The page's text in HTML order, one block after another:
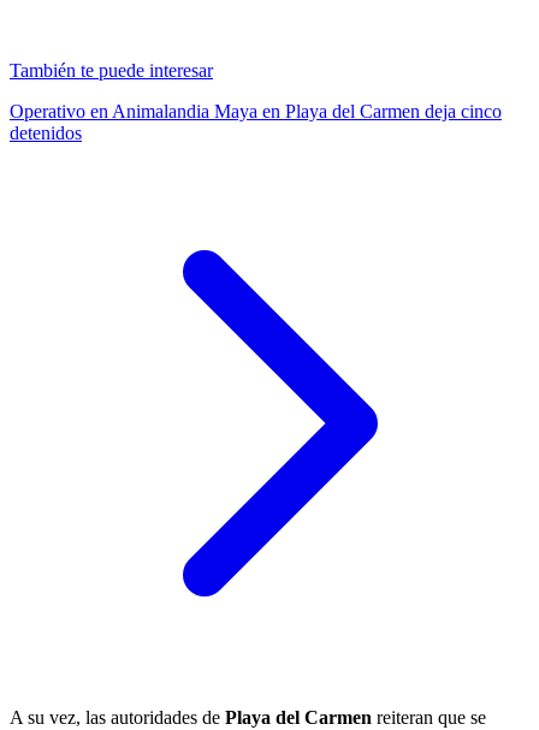
También te puede interesar
Operativo en Animalandia Maya en Playa del Carmen deja cinco
detenidos
A su vez, las autoridades de Playa del Carmen reiteran que se